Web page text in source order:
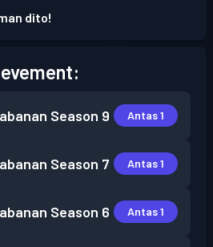
dito!
Season 9 Antas 1
Season 7 Antas 1
Season 6 Antas 1